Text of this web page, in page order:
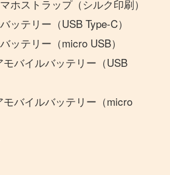
ホストラップ（シルク印刷）
ッテリー（USB Type-C）
ッテリー（micro USB）
バイルバッテリー（USB
バイルバッテリー（micro